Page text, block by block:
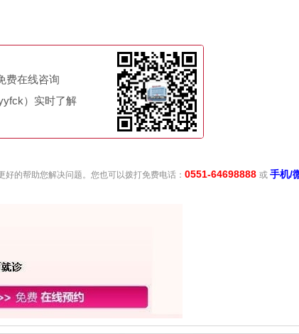
费在线咨询
）实时了解
好的帮助您解决问题。您也可以拨打免费电话： 0551-64698888 或 手机/